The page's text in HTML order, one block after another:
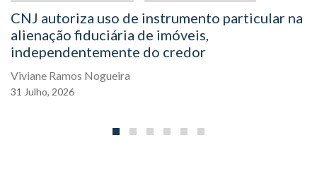
CNJ autoriza uso de instrumento particular na
alienação fiduciária de imóveis,
independentemente do credor
Viviane Ramos Nogueira
31 Julho, 2026